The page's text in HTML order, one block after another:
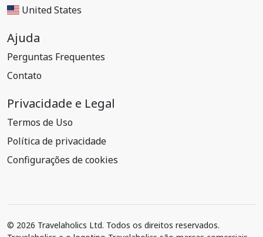
United States
Ajuda
Perguntas Frequentes
Contato
Privacidade e Legal
Termos de Uso
Política de privacidade
Configurações de cookies
© 2026 Travelaholics Ltd. Todos os direitos reservados.